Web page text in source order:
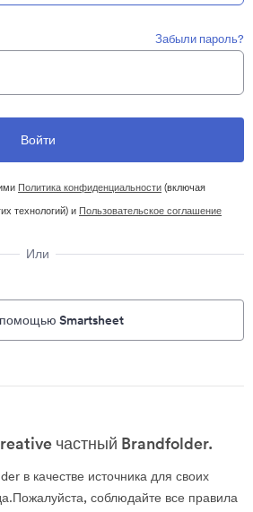
Забыли пароль?
Политика конфиденциальности(включая
технологий) и Пользовательское соглашение
Или
Smartsheet
частный Brandfolder.
в качестве источника для своих
соблюдайте все правила